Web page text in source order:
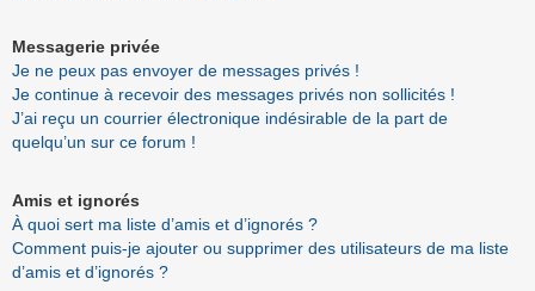
Messagerie privée
Je ne peux pas envoyer de messages privés !
Je continue à recevoir des messages privés non sollicités !
J’ai reçu un courrier électronique indésirable de la part de
quelqu’un sur ce forum !
Amis et ignorés
À quoi sert ma liste d’amis et d’ignorés ?
Comment puis-je ajouter ou supprimer des utilisateurs de ma liste
d’amis et d’ignorés ?